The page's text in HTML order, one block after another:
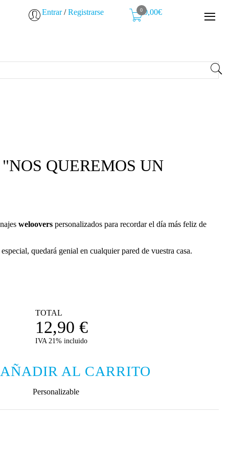
Entrar/Registrarse 00,00€
"NOS QUEREMOS UN
weloovers personalizados para recordar el día más feliz de
quedará genial en cualquier pared de vuestra casa.
TOTAL
12,90 €
IVA 21% incluido
AÑADIR AL CARRITO
Personalizable